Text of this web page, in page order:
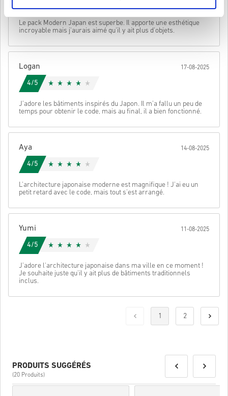
• Entre ton adresse e-mail
• Sélectionne ton mode de paiement préféré
accéder à ton code.
Annulez Envoyer
Le pack Modern Japan est superbe. Il apporte une esthétique
incroyable mais j'aurais aimé qu'il y ait plus d'objets.
Logan 17-08-2025
4/5
J’adore les bâtiments inspirés du Japon. Il m’a fallu un peu de
temps pour obtenir le code, mais au final, il a bien fonctionné.
Aya 14-08-2025
4/5
L'architecture japonaise moderne est magnifique ! J'ai eu un
petit retard avec le code, mais tout s'est arrangé.
Yumi 11-08-2025
4/5
J'adore l'architecture japonaise dans ma ville en ce moment !
Je souhaite juste qu'il y ait plus de bâtiments traditionnels
inclus.
1 2
PRODUITS SUGGÉRÉS
(20 Produits)